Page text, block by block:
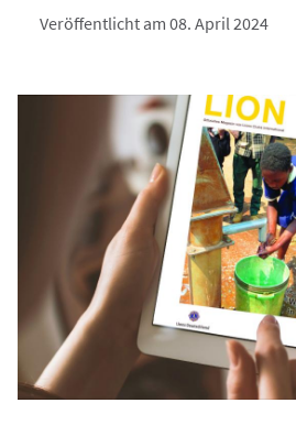
Veröffentlicht am 08. April 2024